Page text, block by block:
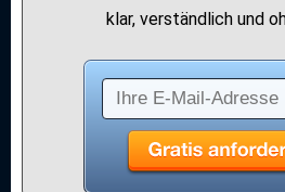
klar, verständlich und